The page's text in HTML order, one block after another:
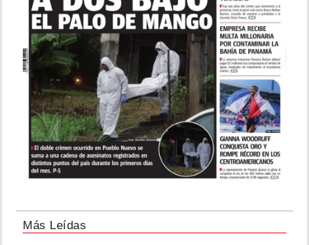
05,
2026
¡Rumbo
a
la
semifinal!
Karol
Wilson
avanza
en
Operación
EEUU
Agosto
Más Leídas